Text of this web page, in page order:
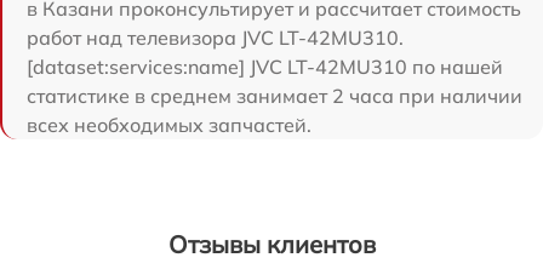
в Казани проконсультирует и рассчитает стоимость
работ над телевизора JVC LT-42MU310.
[dataset:services:name] JVC LT-42MU310 по нашей
статистике в среднем занимает 2 часа при наличии
всех необходимых запчастей.
Отзывы клиентов